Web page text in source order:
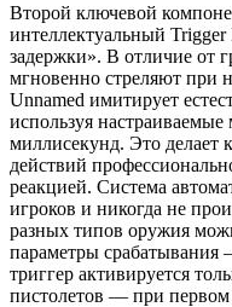
Второй ключевой
интеллектуальный Trigger
задержки». В отличие от
мгновенно стреляют при
Unnamed имитирует
используя
миллисекунд. Это
действий
реакцией. Система
игроков и никогда не
разных типов оружия
параметры срабатывания
триггер активируется
пистолетов — при первом